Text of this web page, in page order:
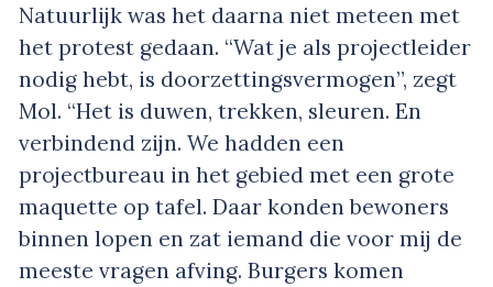
Natuurlijk was het daarna niet meteen met
het protest gedaan. “Wat je als projectleider
nodig hebt, is doorzettingsvermogen”, zegt
Mol. “Het is duwen, trekken, sleuren. En
verbindend zijn. We hadden een
projectbureau in het gebied met een grote
maquette op tafel. Daar konden bewoners
binnen lopen en zat iemand die voor mij de
meeste vragen afving. Burgers komen